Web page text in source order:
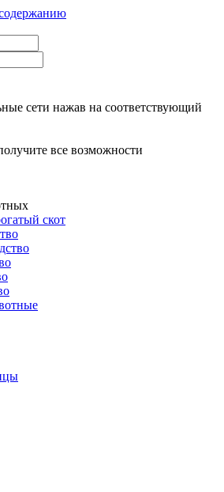
сети нажав на соответствующий
все возможности
скот